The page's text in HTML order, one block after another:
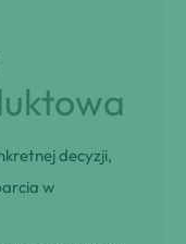
decyzji,
w